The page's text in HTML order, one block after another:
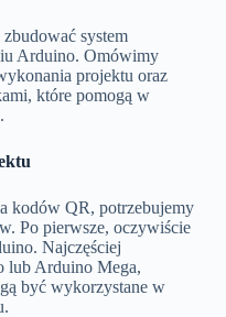
system
Arduino. Omówimy
projektu oraz
które pomogą w
kodów QR, potrzebujemy
Po pierwsze, oczywiście
Najczęściej
lub Arduino Mega,
być wykorzystane w